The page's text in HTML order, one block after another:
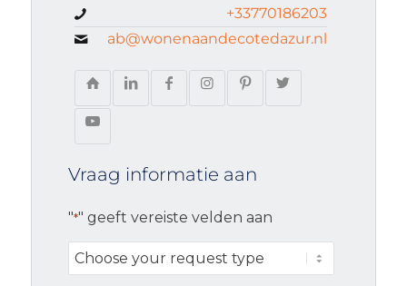
+33770186203
ab@wonenaandecotedazur.nl
Vraag informatie aan
"*" geeft vereiste velden aan
Choose
your